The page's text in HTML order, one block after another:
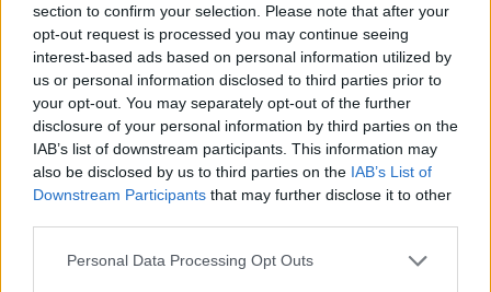
section to confirm your selection. Please note that after your
opt-out request is processed you may continue seeing
interest-based ads based on personal information utilized by
us or personal information disclosed to third parties prior to
your opt-out. You may separately opt-out of the further
disclosure of your personal information by third parties on the
IAB’s list of downstream participants. This information may
also be disclosed by us to third parties on the IAB’s List of
Downstream Participants that may further disclose it to other
Personal Data Processing Opt Outs
PLUS
- Kysten er underfortalt